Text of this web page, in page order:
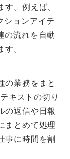
。例えば、
ョンアイテ
の流れを自動
。
の業務をまと
キストの切り
の返信や日報
まとめて処理
事に時間を割